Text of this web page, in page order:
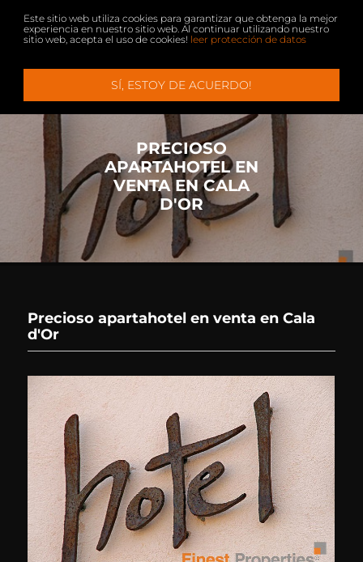
Este sitio web utiliza cookies para garantizar que obtenga la mejor
experiencia en nuestro sitio web. Al continuar utilizando nuestro
sitio web, acepta el uso de cookies! leer protección de datos
SÍ, ESTOY DE ACUERDO!
Menu
VILLA + CASAS DE CAMPO
APARTAMENTOS + ÁTICOS
ALQUILIER
SOLARES
INMOBILIARIA PALMA DE MALLORCA
HOTELES
EMPRESA
VIP SERVICIO
VIVIR EN MALLORCA
COMPRAR FINCA EN MALLORCA
PRECIOSO
APARTAHOTEL EN
VENTA EN CALA
D'OR
Precioso apartahotel en venta en Cala
d'Or